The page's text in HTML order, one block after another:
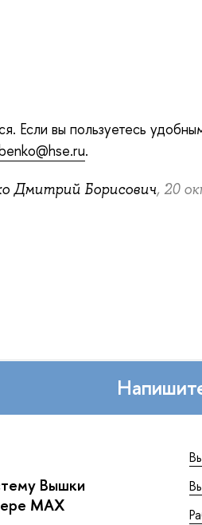
Если вы пользуетесь
.
Дмитрий Борисович, 20
Вышки
MAX